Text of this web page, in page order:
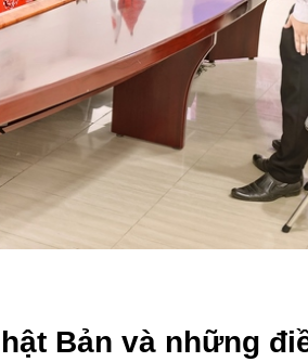
Bản và những